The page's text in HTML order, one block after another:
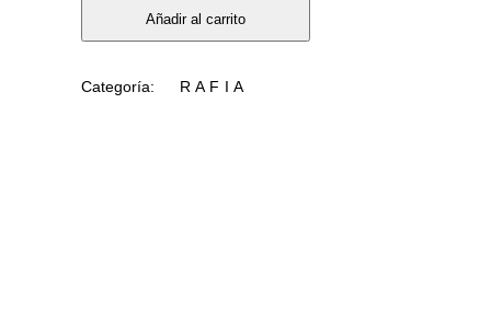
Añadir al carrito
Categoría: RAFIA